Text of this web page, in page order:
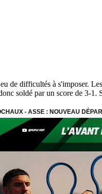
de difficultés à s'imposer.
soldé par un score de 3-